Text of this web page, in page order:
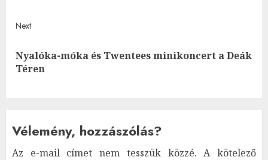
Next
Next
post:
Nyalóka-móka és Twentees minikoncert a Deák
Téren
Vélemény, hozzászólás?
Az e-mail címet nem tesszük közzé. A kötelező